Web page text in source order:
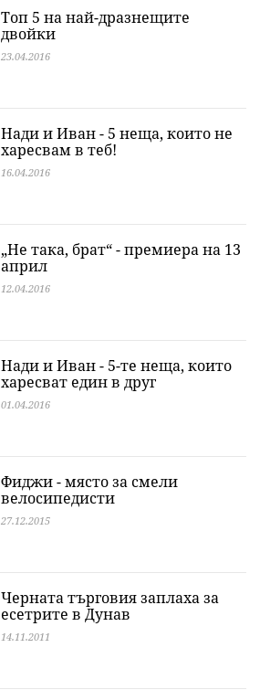
Топ 5 на най-дразнещите
двойки
23.04.2016
Нади и Иван - 5 неща, които не
харесвам в теб!
16.04.2016
„Не така, брат“ - премиера на 13
април
12.04.2016
Нади и Иван - 5-те неща, които
харесват един в друг
01.04.2016
Фиджи - място за смели
велосипедисти
27.12.2015
Черната търговия заплаха за
есетрите в Дунав
14.11.2011